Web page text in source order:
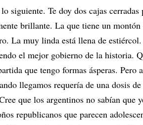
siguiente. Te doy dos cajas
brillante. La que tiene un
La muy linda está llena de
el mejor gobierno de la historia.
que tengo formas ásperas. Pero
llegamos requería de una dosis
que los argentinos no sabían que
republicanos que parecen